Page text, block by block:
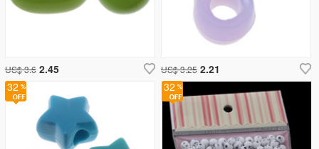
32 32
US$ 3.6 2.45 US$ 3.25 2.21